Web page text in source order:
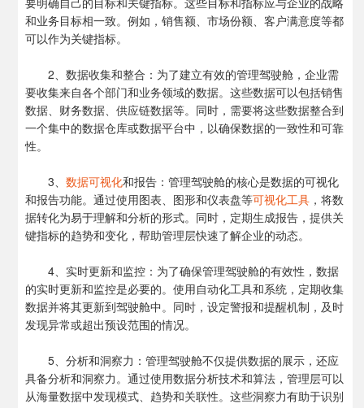
和业务目标相一致。例如，销售额、市场份额、客户满意度等都
可以作为关键指标。
2、数据收集和整合：为了建立有效的管理驾驶舱，企业需
要收集来自各个部门和业务领域的数据。这些数据可以包括销售
数据、财务数据、供应链数据等。同时，需要将这些数据整合到
一个集中的数据仓库或数据平台中，以确保数据的一致性和可靠
性。
3、 数据可视化和报告：管理驾驶舱的核心是数据的可视化
和报告功能。通过使用图表、图形和仪表盘等可视化工具，将数
据转化为易于理解和分析的形式。同时，定期生成报告，提供关
键指标的趋势和变化，帮助管理层快速了解企业的动态。
4、实时更新和监控：为了确保管理驾驶舱的有效性，数据
的实时更新和监控是必要的。使用自动化工具和系统，定期收集
数据并将其更新到驾驶舱中。同时，设定警报和提醒机制，及时
发现异常或超出预设范围的情况。
5、分析和洞察力：管理驾驶舱不仅提供数据的展示，还应
具备分析和洞察力。通过使用数据分析技术和算法，管理层可以
从海量数据中发现模式、趋势和关联性。这些洞察力有助于识别